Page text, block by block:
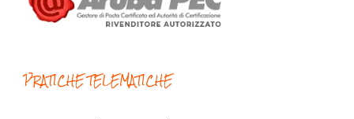
PRATICHE TELEMATICHE